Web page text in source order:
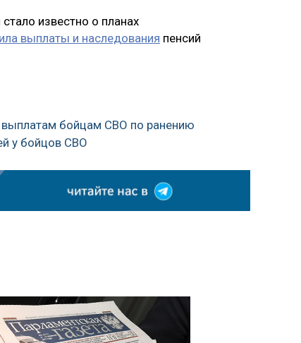
известно о планах
выплаты и наследования пенсий
выплатам бойцам СВО по ранению
у бойцов СВО